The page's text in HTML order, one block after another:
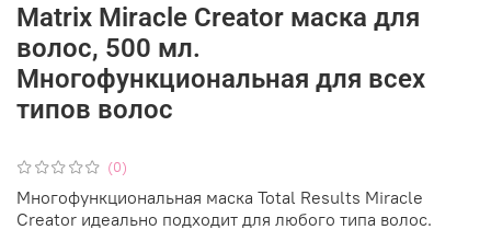
(0)
Matrix Miracle Creator маска для
волос, 500 мл.
Многофункциональная для всех
типов волос
Многофункциональная маска Total Results Miracle
Creator идеально подходит для любого типа волос.